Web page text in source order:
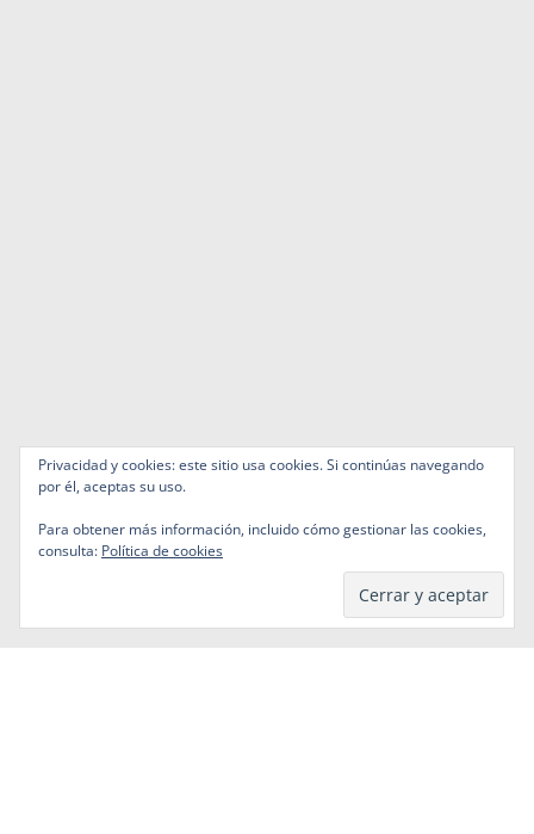
Privacidad y cookies: este sitio usa cookies. Si continúas navegando
por él, aceptas su uso.
Para obtener más información, incluido cómo gestionar las cookies,
consulta: Política de cookies